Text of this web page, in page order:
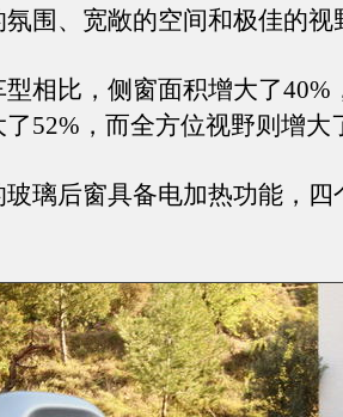
围、宽敞的空间和极佳的视
比，侧窗面积增大了40%
52%，而全方位视野则增大
后窗具备电加热功能，四